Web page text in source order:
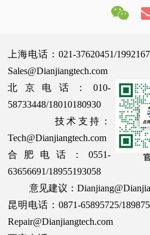
上海电话：021-37620451/
Sales@Dianjiangtech.com
北京电话：010-
58733448/18010180930
技术支持：
Tech@Dianjiangtech.com
合肥电话：0551-
63656691/18955193058
意见建议：
昆明电话：0871-65895725/
Repair@Dianjiangtech.com